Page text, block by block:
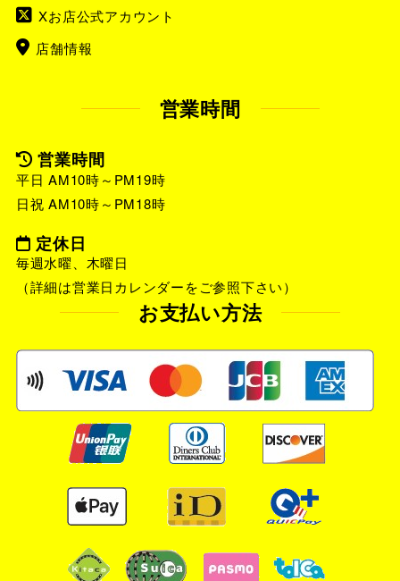
Xお店公式アカウント
店舗情報
営業時間
営業時間
平日 AM10時～PM19時
日祝 AM10時～PM18時
定休日
毎週水曜、木曜日
（詳細は営業日カレンダーをご参照下さい）
お支払い方法